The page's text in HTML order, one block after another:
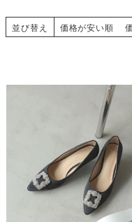
並び替え 価格が安い順